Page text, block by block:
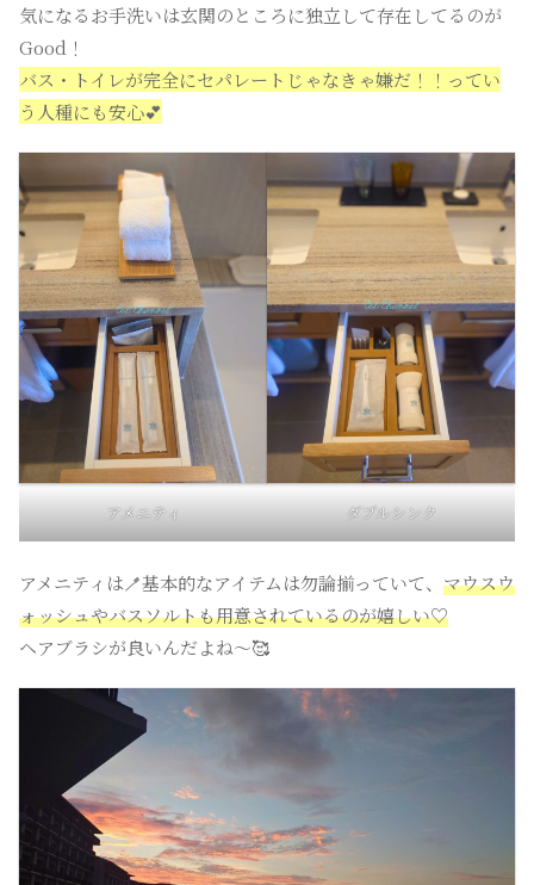
気になるお手洗いは玄関のところに独立して存在してるのが
Good！
バス・トイレが完全にセパレートじゃなきゃ嫌だ！！ってい
う人種にも安心💕
アメニティ ダブルシンク
アメニティは🪥基本的なアイテムは勿論揃っていて、 マウスウ
ォッシュやバスソルトも用意されているのが嬉しい♡
ヘアブラシが良いんだよね〜🥰